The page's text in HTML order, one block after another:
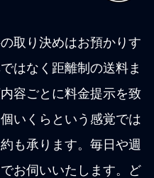
取り決めはお預かりす
はなく距離制の送料ま
容ごとに料金提示を致
いくらという感覚では
も承ります。毎日や週
お伺いいたします。ど